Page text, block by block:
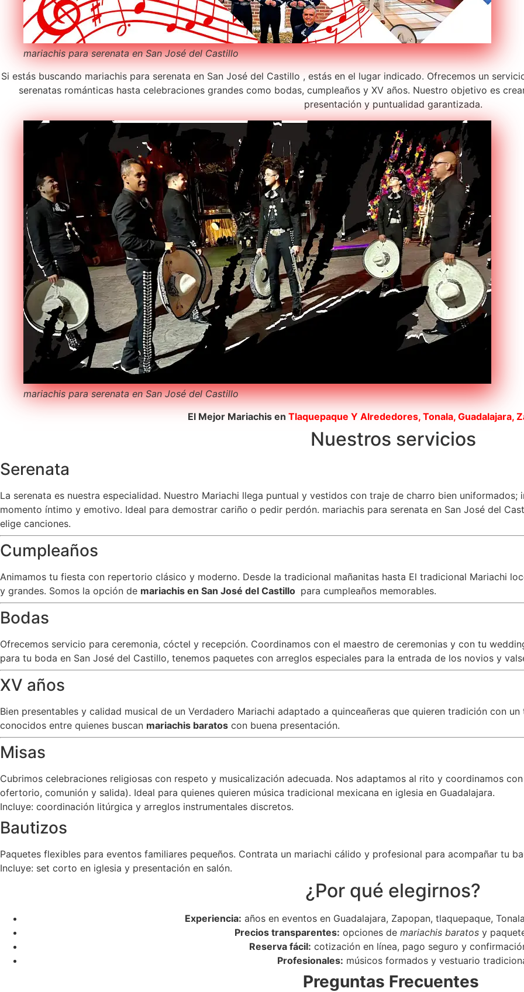
mariachis para serenata en San José del Castillo
Si estás buscando mariachis para serenata en San José del Castillo , estás en el lugar indicado. Ofrecemos un
serenatas románticas hasta celebraciones grandes como bodas, cumpleaños y XV años. Nuestro objetivo es
presentación y puntualidad garantizada.
mariachis para serenata en San José del Castillo
El Mejor Mariachis en Tlaquepaque Y Alrededores, Tonala, Guadalajara,
Nuestros servicios
Serenata
La serenata es nuestra especialidad. Nuestro Mariachi llega puntual y vestidos con traje de charro bien
momento íntimo y emotivo. Ideal para demostrar cariño o pedir perdón. mariachis para serenata en San José del
elige canciones.
Cumpleaños
Animamos tu fiesta con repertorio clásico y moderno. Desde la tradicional mañanitas hasta El tradicional Mariachi
y grandes. Somos la opción de mariachis en San José del Castillo para cumpleaños memorables.
Bodas
Ofrecemos servicio para ceremonia, cóctel y recepción. Coordinamos con el maestro de ceremonias y con tu
para tu boda en San José del Castillo, tenemos paquetes con arreglos especiales para la entrada de los novios y
XV años
Bien presentables y calidad musical de un Verdadero Mariachi adaptado a quinceañeras que quieren tradición con
conocidos entre quienes buscan mariachis baratos con buena presentación.
Misas
Cubrimos celebraciones religiosas con respeto y musicalización adecuada. Nos adaptamos al rito y coordinamos
ofertorio, comunión y salida). Ideal para quienes quieren música tradicional mexicana en iglesia en Guadalajara.
Incluye: coordinación litúrgica y arreglos instrumentales discretos.
Bautizos
Paquetes flexibles para eventos familiares pequeños. Contrata un mariachi cálido y profesional para acompañar tu
Incluye: set corto en iglesia y presentación en salón.
¿Por qué elegirnos?
Experiencia: años en eventos en Guadalajara, Zapopan, tlaquepaque,
Precios transparentes: opciones de mariachis baratos y
Reserva fácil: cotización en línea, pago seguro y
Profesionales: músicos formados y vestuario
Preguntas Frecuentes